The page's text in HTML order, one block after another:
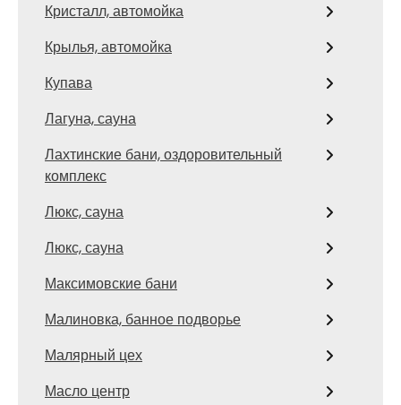
Кристалл, автомойка
Крылья, автомойка
Купава
Лагуна, сауна
Лахтинские бани, оздоровительный
комплекс
Люкс, сауна
Люкс, сауна
Максимовские бани
Малиновка, банное подворье
Малярный цех
Масло центр